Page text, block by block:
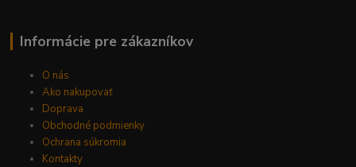
Informácie pre zákazníkov
O nás
Ako nakupovať
Doprava
Obchodné podmienky
Ochrana súkromia
Kontakty